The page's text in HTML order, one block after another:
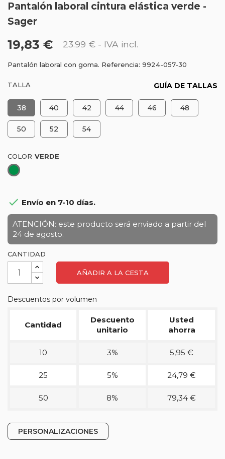
Pantalón laboral cintura elástica verde -
Sager
19,83 € 23.99 € - IVA incl.
Pantalón laboral con goma. Referencia: 9924-057-30
TALLA GUÍA DE TALLAS
38 40 42 44 46 48
50 52 54
COLOR
Verde
 Envío en 7-10 días.
ATENCIÓN: este producto será enviado a partir del
24 de agosto.
CANTIDAD
AÑADIR A LA CESTA
Descuentos por volumen
Cantidad
Descuento
unitario
Usted
ahorra
10 3% 5,95 €
25 5% 24,79 €
50 8% 79,34 €
PERSONALIZACIONES